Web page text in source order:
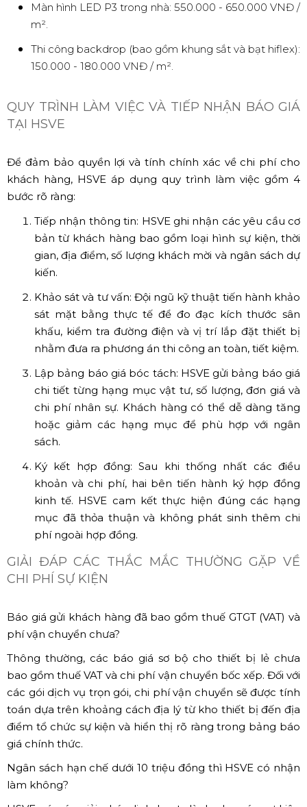
Màn hình LED P3 trong nhà: 550.000 - 650.000 VNĐ /
m².
Thi công backdrop (bao gồm khung sắt và bạt hiflex):
150.000 - 180.000 VNĐ / m².
QUY TRÌNH LÀM VIỆC VÀ TIẾP NHẬN BÁO GIÁ
TẠI HSVE
Để đảm bảo quyền lợi và tính chính xác về chi phí cho
khách hàng, HSVE áp dụng quy trình làm việc gồm 4
bước rõ ràng:
Tiếp nhận thông tin: HSVE ghi nhận các yêu cầu cơ
bản từ khách hàng bao gồm loại hình sự kiện, thời
gian, địa điểm, số lượng khách mời và ngân sách dự
kiến.
Khảo sát và tư vấn: Đội ngũ kỹ thuật tiến hành khảo
sát mặt bằng thực tế để đo đạc kích thước sân
khấu, kiểm tra đường điện và vị trí lắp đặt thiết bị
nhằm đưa ra phương án thi công an toàn, tiết kiệm.
Lập bảng báo giá bóc tách: HSVE gửi bảng báo giá
chi tiết từng hạng mục vật tư, số lượng, đơn giá và
chi phí nhân sự. Khách hàng có thể dễ dàng tăng
hoặc giảm các hạng mục để phù hợp với ngân
sách.
Ký kết hợp đồng: Sau khi thống nhất các điều
khoản và chi phí, hai bên tiến hành ký hợp đồng
kinh tế. HSVE cam kết thực hiện đúng các hạng
mục đã thỏa thuận và không phát sinh thêm chi
phí ngoài hợp đồng.
GIẢI ĐÁP CÁC THẮC MẮC THƯỜNG GẶP VỀ
CHI PHÍ SỰ KIỆN
Báo giá gửi khách hàng đã bao gồm thuế GTGT (VAT) và
phí vận chuyển chưa?
Thông thường, các báo giá sơ bộ cho thiết bị lẻ chưa
bao gồm thuế VAT và chi phí vận chuyển bốc xếp. Đối với
các gói dịch vụ trọn gói, chi phí vận chuyển sẽ được tính
toán dựa trên khoảng cách địa lý từ kho thiết bị đến địa
điểm tổ chức sự kiện và hiển thị rõ ràng trong bảng báo
giá chính thức.
Ngân sách hạn chế dưới 10 triệu đồng thì HSVE có nhận
làm không?